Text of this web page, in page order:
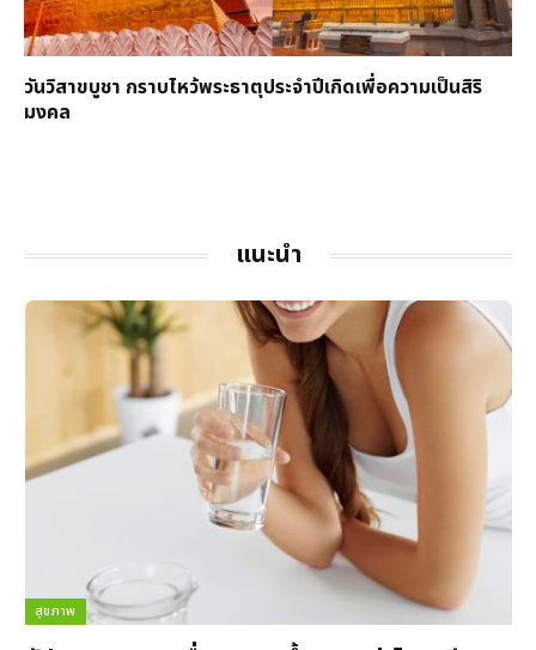
วันวิสาขบูชา กราบไหว้พระธาตุประจำปีเกิดเพื่อความเป็นสิริ
มงคล
แนะนำ
สุขภาพ